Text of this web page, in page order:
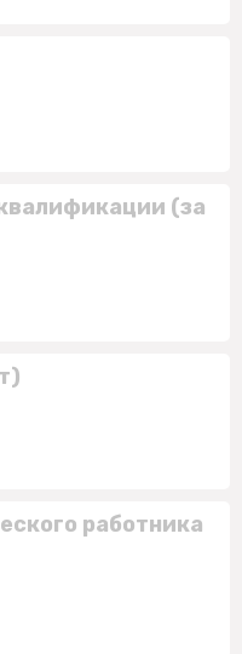
(за
работника